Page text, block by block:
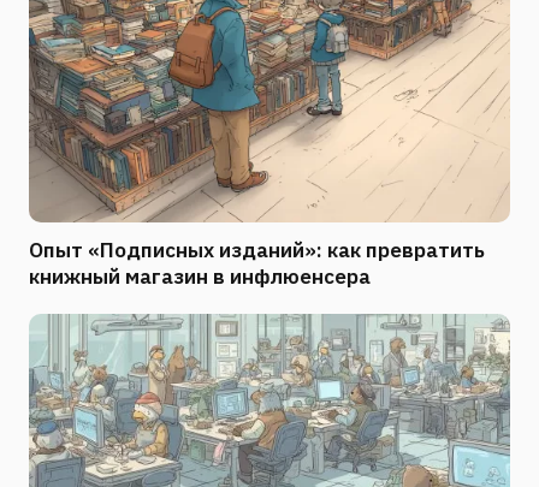
Опыт «Подписных изданий»: как превратить
книжный магазин в инфлюенсера